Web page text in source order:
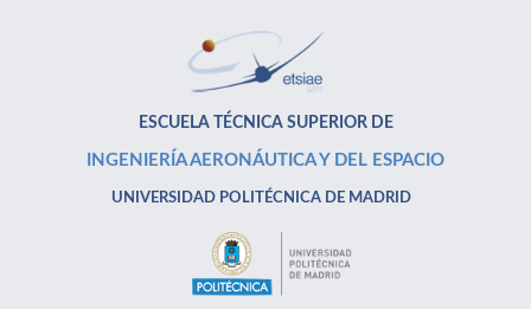
ESCUELA TÉCNICA SUPERIOR DE
INGENIERÍA AERONÁUTICA Y DEL ESPACIO
UNIVERSIDAD POLITÉCNICA DE MADRID